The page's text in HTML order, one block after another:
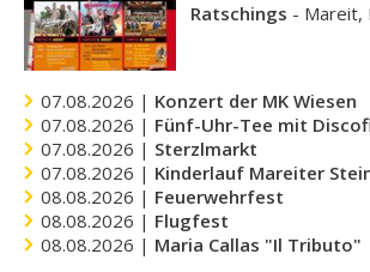
Ratschings - Mareit,
07.08.2026 | Konzert der MK Wiesen
07.08.2026 | Fünf-Uhr-Tee mit
07.08.2026 | Sterzlmarkt
07.08.2026 | Kinderlauf Mareiter
08.08.2026 | Feuerwehrfest
08.08.2026 | Flugfest
08.08.2026 | Maria Callas "Il Tributo"